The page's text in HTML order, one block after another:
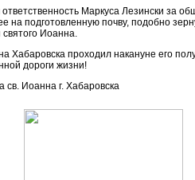
Маркуса Лезински за
на подготовленную почву, подобно
Иоанна.
Хабаровска проходил накануне его
дороги жизни!
Иоанна г. Хабаровска